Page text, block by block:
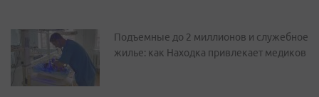
Подъемные до 2 миллионов и служебное
жилье: как Находка привлекает медиков